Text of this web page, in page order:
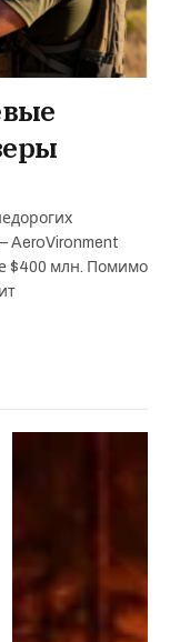
AeroVironment
$400 млн. Помимо